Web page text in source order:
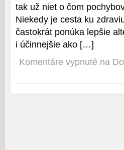
tak už niet o čom
Niekedy je cesta ku
častokrát ponúka lepšie
i účinnejšie ako […]
Komentáre vypnuté na